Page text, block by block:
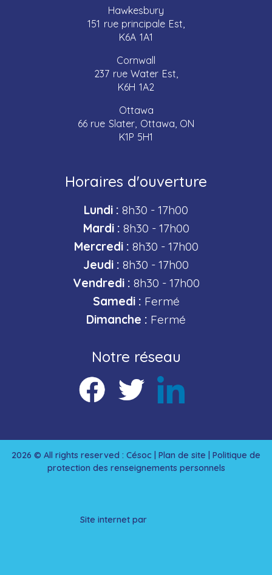
Hawkesbury
151 rue principale Est,
K6A 1A1
Cornwall
237 rue Water Est,
K6H 1A2
Ottawa
66 rue Slater, Ottawa, ON
K1P 5H1
Horaires d'ouverture
Lundi : 8h30 - 17h00
Mardi : 8h30 - 17h00
Mercredi : 8h30 - 17h00
Jeudi : 8h30 - 17h00
Vendredi : 8h30 - 17h00
Samedi : Fermé
Dimanche : Fermé
Notre réseau
2026 © All rights reserved : Césoc | Plan de site
Politique de
protection des renseignements personnels
Site internet par